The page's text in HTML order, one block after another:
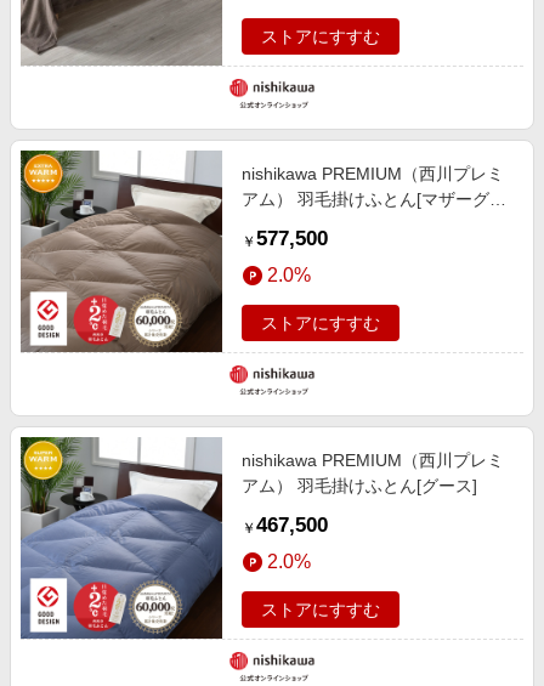
ストアにすすむ
nishikawa PREMIUM（西川プレミ
アム） 羽毛掛けふとん[マザーグー
￥ 577,500
2.0%
ストアにすすむ
nishikawa PREMIUM（西川プレミ
アム） 羽毛掛けふとん[グース]
￥ 467,500
2.0%
ストアにすすむ